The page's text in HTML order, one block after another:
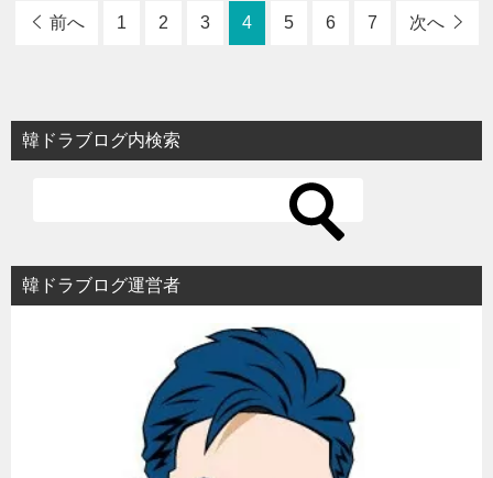
前へ 1 2 3 4 5 6 7 次へ
韓ドラブログ内検索
韓ドラブログ運営者